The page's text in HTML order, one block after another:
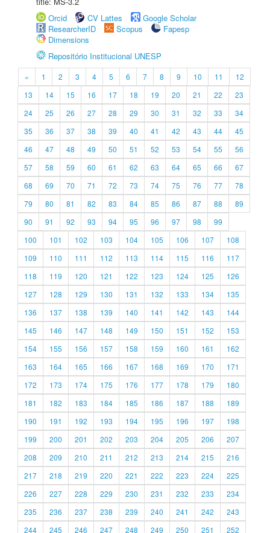
Orcid
CV Lattes
Google Scholar
ResearcherID
Scopus
Fapesp
Dimensions
Repositório Institucional UNESP
« 1 2 3 4 5 6 7 8 9 10 11
12
13
14 15 16 17 18 19 20 21 22
23
24
25 26 27 28 29 30 31 32 33
34
35
36 37 38 39 40 41 42 43 44
45
46
47 48 49 50 51 52 53 54 55
56
57
58 59 60 61 62 63 64 65 66
67
68
69 70 71 72 73 74 75 76 77
78
79
80 81 82 83 84 85 86 87 88
89
90
91 92 93 94 95 96 97 98
99
100
101 102 103 104 105 106 107
108
109
110 111 112 113 114 115 116
117
118
119 120 121 122 123 124 125
126
127
128 129 130 131 132 133 134
135
136
137 138 139 140 141 142 143
144
145
146 147 148 149 150 151 152
153
154
155 156 157 158 159 160 161
162
163
164 165 166 167 168 169 170
171
172
173 174 175 176 177 178 179
180
181
182 183 184 185 186 187 188
189
190
191 192 193 194 195 196 197
198
199
200 201 202 203 204 205 206
207
208
209 210 211 212 213 214 215
216
217
218 219 220 221 222 223 224
225
226
227 228 229 230 231 232 233
234
235
236 237 238 239 240 241 242
243
244
245 246 247 248 249 250 251 252